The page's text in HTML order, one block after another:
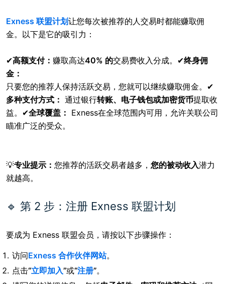
Exness 联盟计划让您每次被推荐的人交易时都能赚取佣
金。以下是它的吸引力：
✔高额支付： 赚取高达40% 的交易费收入分成。✔终身佣
金：
只要您的推荐人保持活跃交易，您就可以继续赚取佣金。✔
多种支付方式： 通过银行转账、电子钱包或加密货币提取收
益。✔全球覆盖： Exness在全球范围内可用，允许关联公司
瞄准广泛的受众。
💡专业提示： 您推荐的活跃交易者越多， 您的被动收入潜力
就越高。
🔹 第 2 步：注册 Exness 联盟计划
要成为 Exness 联盟会员，请按以下步骤操作：
访问Exness 合作伙伴网站。
点击“立即加入”或“注册”。